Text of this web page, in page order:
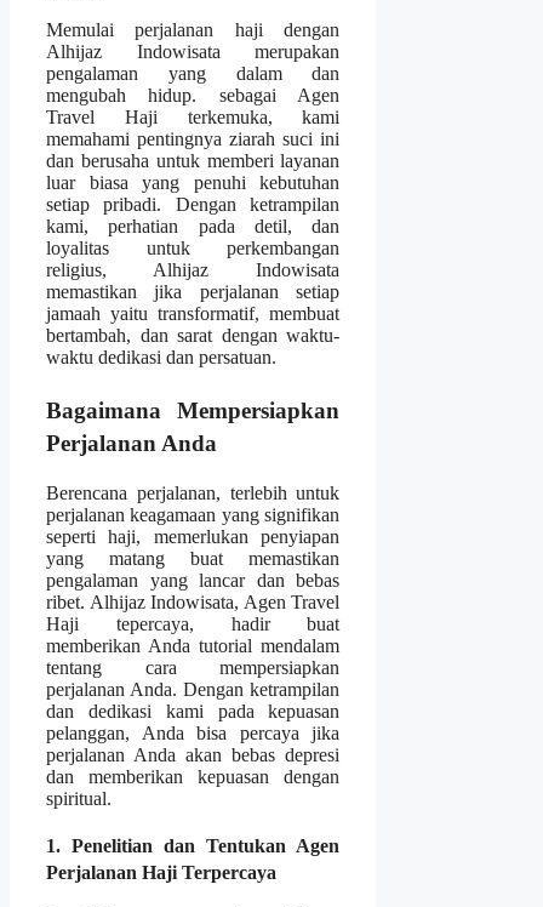
Memulai perjalanan haji dengan
Alhijaz Indowisata merupakan
pengalaman yang dalam dan
mengubah hidup. sebagai Agen
Travel Haji terkemuka, kami
memahami pentingnya ziarah suci ini
dan berusaha untuk memberi layanan
luar biasa yang penuhi kebutuhan
setiap pribadi. Dengan ketrampilan
kami, perhatian pada detil, dan
loyalitas untuk perkembangan
religius, Alhijaz Indowisata
memastikan jika perjalanan setiap
jamaah yaitu transformatif, membuat
bertambah, dan sarat dengan waktu-
waktu dedikasi dan persatuan.
Bagaimana Mempersiapkan
Perjalanan Anda
Berencana perjalanan, terlebih untuk
perjalanan keagamaan yang signifikan
seperti haji, memerlukan penyiapan
yang matang buat memastikan
pengalaman yang lancar dan bebas
ribet. Alhijaz Indowisata, Agen Travel
Haji tepercaya, hadir buat
memberikan Anda tutorial mendalam
tentang cara mempersiapkan
perjalanan Anda. Dengan ketrampilan
dan dedikasi kami pada kepuasan
pelanggan, Anda bisa percaya jika
perjalanan Anda akan bebas depresi
dan memberikan kepuasan dengan
spiritual.
1. Penelitian dan Tentukan Agen
Perjalanan Haji Terpercaya